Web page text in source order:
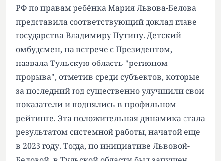
РФ по правам ребёнка Мария Львова-Белова
представила соответствующий доклад главе
государства Владимиру Путину. Детский
омбудсмен, на встрече с Президентом,
назвала Тульскую область "регионом
прорыва", отметив среди субъектов, которые
за последний год существенно улучшили свои
показатели и поднялись в профильном
рейтинге. Эта положительная динамика стала
результатом системной работы, начатой еще
в 2023 году. Тогда, по инициативе Львовой-